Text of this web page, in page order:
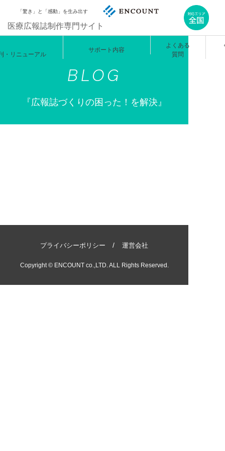
「驚き」と「感動」を生み出す
医療広報誌制作専門サイト
/
・リニューアル
SUPPORT
サポート内容
FAQ
よくある
質問
BLOG
『広報誌づくりの困った！を解決』
プライバシーポリシー 運営会社
Copyright © ENCOUNT co.,LTD. ALL Rights Reserved.